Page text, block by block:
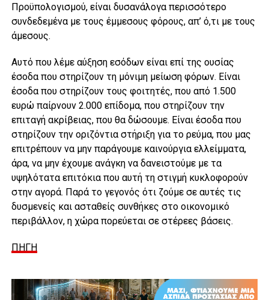
Προϋπολογισμού, είναι δυσανάλογα περισσότερο
συνδεδεμένα με τους έμμεσους φόρους, απ’ ό,τι με τους
άμεσους.
Αυτό που λέμε αύξηση εσόδων είναι επί της ουσίας
έσοδα που στηρίζουν τη μόνιμη μείωση φόρων. Είναι
έσοδα που στηρίζουν τους φοιτητές, που από 1.500
ευρώ παίρνουν 2.000 επίδομα, που στηρίζουν την
επιταγή ακρίβειας, που θα δώσουμε. Είναι έσοδα που
στηρίζουν την οριζόντια στήριξη για το ρεύμα, που μας
επιτρέπουν να μην παράγουμε καινούργια ελλείμματα,
άρα, να μην έχουμε ανάγκη να δανειστούμε με τα
υψηλότατα επιτόκια που αυτή τη στιγμή κυκλοφορούν
στην αγορά. Παρά το γεγονός ότι ζούμε σε αυτές τις
δυσμενείς και ασταθείς συνθήκες στο οικονομικό
περιβάλλον, η χώρα πορεύεται σε στέρεες βάσεις.
ΠΗΓΗ